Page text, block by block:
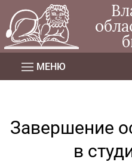
МЕНЮ
Завершение
в